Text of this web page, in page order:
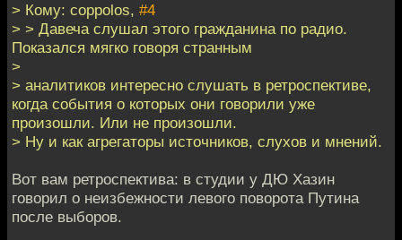
> Кому: coppolos, #4
> > Давеча слушал этого гражданина по радио.
Показался мягко говоря странным
>
> аналитиков интересно слушать в ретроспективе,
когда события о которых они говорили уже
произошли. Или не произошли.
> Ну и как агрегаторы источников, слухов и мнений.
Вот вам ретроспектива: в студии у ДЮ Хазин
говорил о неизбежности левого поворота Путина
после выборов.